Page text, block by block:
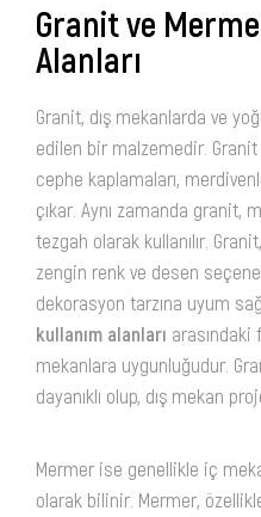
Granit ve
Alanları
Granit, dış mekanlarda ve
edilen bir malzemedir. Granit
cephe kaplamaları,
çıkar. Aynı zamanda granit,
tezgah olarak kullanılır.
zengin renk ve desen
dekorasyon tarzına uyum
kullanım alanları arasındaki
mekanlara uygunluğudur.
dayanıklı olup, dış mekan
Mermer ise genellikle iç
olarak bilinir. Mermer,